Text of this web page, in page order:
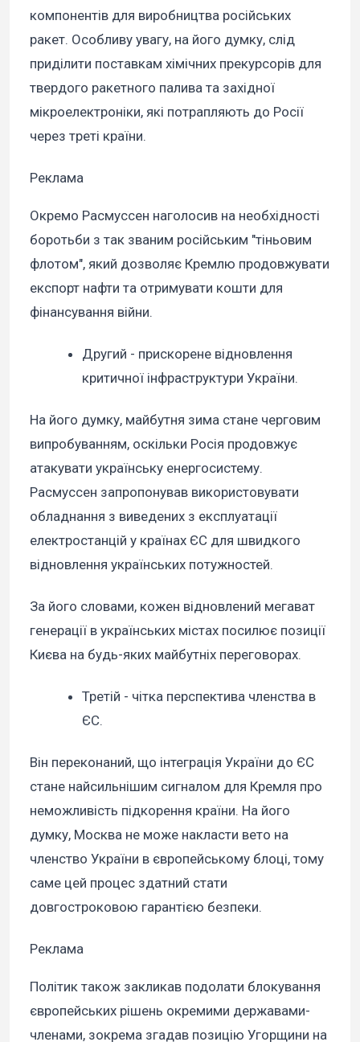
компонентів для виробництва російських
ракет. Особливу увагу, на його думку, слід
приділити поставкам хімічних прекурсорів для
твердого ракетного палива та західної
мікроелектроніки, які потрапляють до Росії
через треті країни.
Реклама
Окремо Расмуссен наголосив на необхідності
боротьби з так званим російським "тіньовим
флотом", який дозволяє Кремлю продовжувати
експорт нафти та отримувати кошти для
фінансування війни.
Другий - прискорене відновлення
критичної інфраструктури України.
На його думку, майбутня зима стане черговим
випробуванням, оскільки Росія продовжує
атакувати українську енергосистему.
Расмуссен запропонував використовувати
обладнання з виведених з експлуатації
електростанцій у країнах ЄС для швидкого
відновлення українських потужностей.
За його словами, кожен відновлений мегават
генерації в українських містах посилює позиції
Києва на будь-яких майбутніх переговорах.
Третій - чітка перспектива членства в
ЄС.
Він переконаний, що інтеграція України до ЄС
стане найсильнішим сигналом для Кремля про
неможливість підкорення країни. На його
думку, Москва не може накласти вето на
членство України в європейському блоці, тому
саме цей процес здатний стати
довгостроковою гарантією безпеки.
Реклама
Політик також закликав подолати блокування
європейських рішень окремими державами-
членами, зокрема згадав позицію Угорщини на